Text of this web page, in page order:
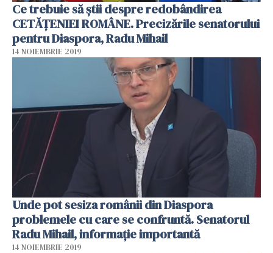
Ce trebuie să ştii despre redobândirea
CETĂŢENIEI ROMÂNE. Precizările senatorului
pentru Diaspora, Radu Mihail
14 NOIEMBRIE 2019
Unde pot sesiza românii din Diaspora
problemele cu care se confruntă. Senatorul
Radu Mihail, informație importantă
14 NOIEMBRIE 2019